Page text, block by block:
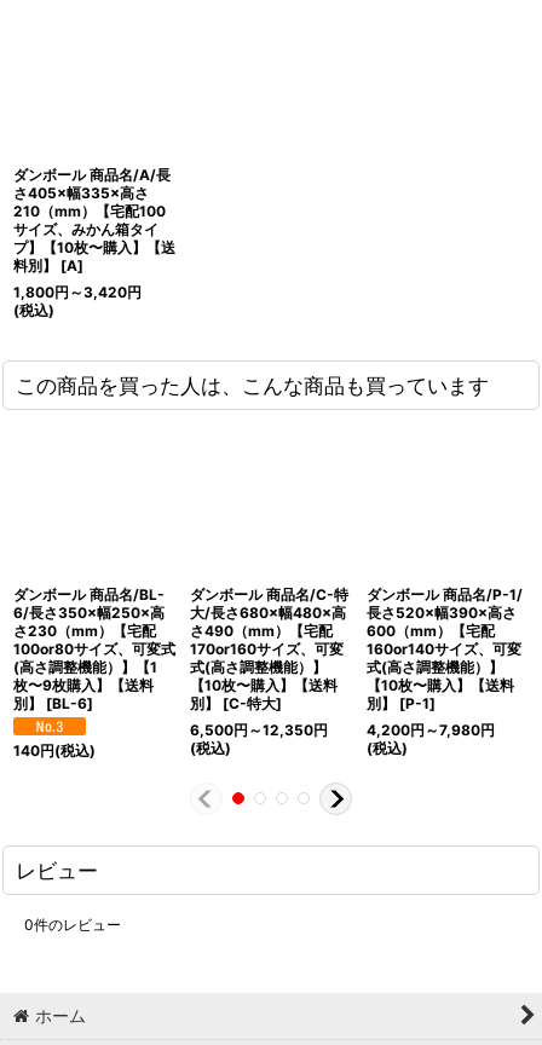
ダンボール 商品名/A/長
さ405×幅335×高さ
210（mm）【宅配100
サイズ、みかん箱タイ
プ】【10枚〜購入】【送
料別】
[A]
1,800円 ～3,420円
(税込)
この商品を買った人は、こんな商品も買っています
ダンボール 商品名/BL-
6/長さ350×幅250×高
さ230（mm）【宅配
100or80サイズ、可変式
(高さ調整機能）】【1
枚〜9枚購入】【送料
別】
[BL-6]
140円(税込)
ダンボール 商品名/C-特
大/長さ680×幅480×高
さ490（mm）【宅配
170or160サイズ、可変
式(高さ調整機能）】
【10枚〜購入】【送料
別】
[C-特大]
6,500円 ～12,350円
(税込)
ダンボール 商品名/P-1/
長さ520×幅390×高さ
600（mm）【宅配
160or140サイズ、可変
式(高さ調整機能）】
【10枚〜購入】【送料
別】
[P-1]
4,200円 ～7,980円
(税込)
レビュー
0件のレビュー
ホーム